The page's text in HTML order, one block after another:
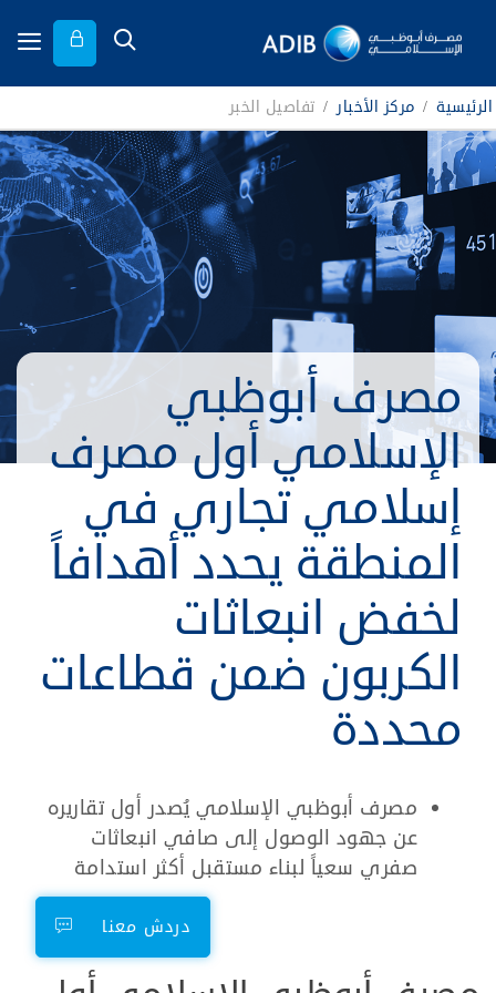
الرئيسية / مركز الأخبار / تفاصيل الخبر
مصرف أبوظبي
الإسلامي أول مصرف
إسلامي تجاري في
المنطقة يحدد أهدافاً
لخفض انبعاثات
الكربون ضمن قطاعات
محددة
مصرف أبوظبي الإسلامي يُصدر أول تقاريره
عن جهود الوصول إلى صافي انبعاثات
صفري سعياً لبناء مستقبل أكثر استدامة​
دردش معنا